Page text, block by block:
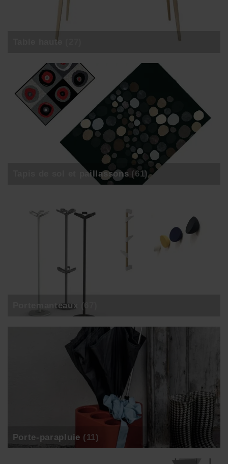
Table haute
Tapis de sol et paillassons (61)
Portemanteaux (67)
Porte-parapluie (11)